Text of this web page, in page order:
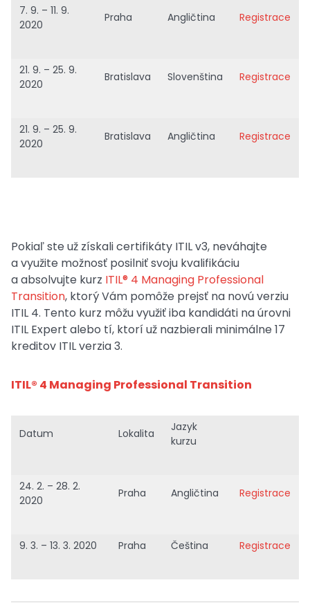
7. 9. – 11. 9.
2020
Praha Angličtina Registrace
21. 9. – 25. 9.
2020
Bratislava Slovenština Registrace
21. 9. – 25. 9.
2020
Bratislava Angličtina Registrace
Pokiaľ ste už získali certifikáty ITIL v3, neváhajte
a využite možnosť posilniť svoju kvalifikáciu
a absolvujte kurz ITIL® 4 Managing Professional
Transition, ktorý Vám pomôže prejsť na novú verziu
ITIL 4. Tento kurz môžu využiť iba kandidáti na úrovni
ITIL Expert alebo tí, ktorí už nazbierali minimálne 17
kreditov ITIL verzia 3.
ITIL® 4 Managing Professional Transition
Datum Lokalita
Jazyk
kurzu
24. 2. – 28. 2.
2020
Praha Angličtina Registrace
9. 3. – 13. 3. 2020 Praha Čeština Registrace